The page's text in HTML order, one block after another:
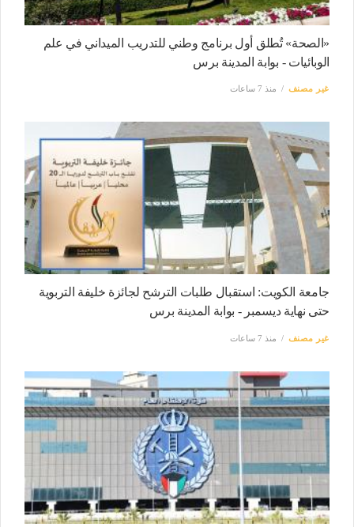
«الصحة» تُطلق أول برنامج وطني للتدريب الميداني في علم
الوبائيات - بوابة المدينة برس
غير مصنف منذ 7 ساعات
جامعة الكويت: استقبال طلبات الترشح لجائزة خليفة التربوية
حتى نهاية ديسمبر - بوابة المدينة برس
غير مصنف منذ 7 ساعات